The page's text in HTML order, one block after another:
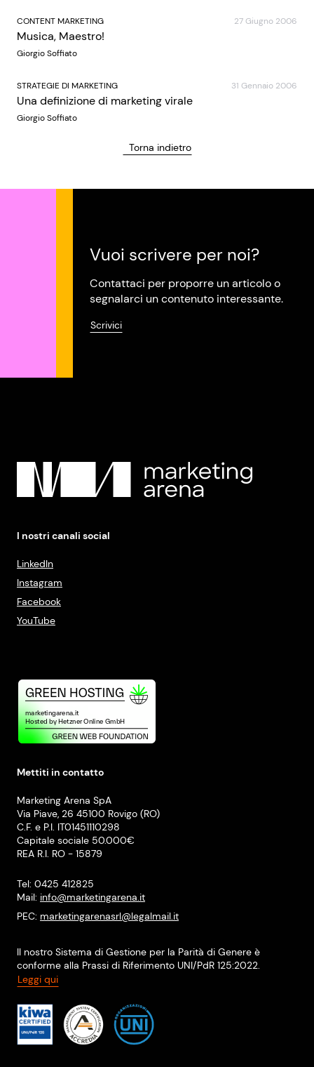
CONTENT MARKETING 27 Giugno 2006
Musica, Maestro!
Giorgio Soffiato
STRATEGIE DI MARKETING 31 Gennaio 2006
Una definizione di marketing virale
Giorgio Soffiato
Torna indietro
Vuoi scrivere per noi?
Contattaci per proporre un articolo o
segnalarci un contenuto interessante.
Scrivici
I nostri canali social
LinkedIn
Instagram
Facebook
YouTube
Mettiti in contatto
Marketing Arena SpA
Via Piave, 26 45100 Rovigo (RO)
C.F. e P.I. IT01451110298
Capitale sociale 50.000€
REA R.I. RO - 15879
Tel: 0425 412825
Mail: info@marketingarena.it
PEC: marketingarenasrl@legalmail.it
Il nostro Sistema di Gestione per la Parità di Genere è
conforme alla Prassi di Riferimento UNI/PdR 125:2022.
Leggi qui